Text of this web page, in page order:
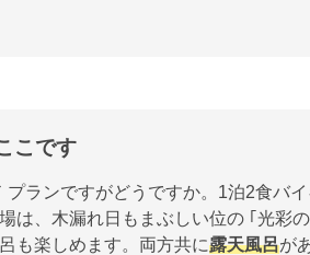
こです
ランですがどうですか。1泊2食バ
は、木漏れ日もまぶしい位の ｢光彩
も楽しめます。両方共に露天風呂が